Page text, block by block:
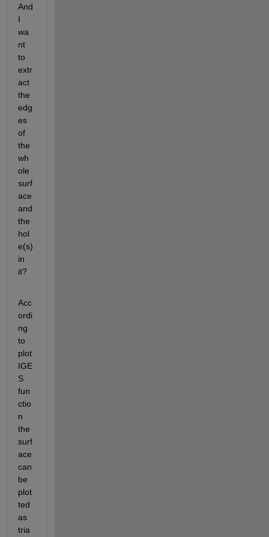
And
I
wa
nt
to
extr
act
the
edg
es
of
the
wh
ole
surf
ace
and
the
hol
e(s)
in
it?
Acc
ordi
ng
to
plot
IGE
S
fun
ctio
n
the
surf
ace
can
be
plot
ted
as
tria